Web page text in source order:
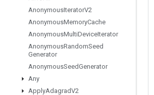
AnonymousIteratorV2
AnonymousMemoryCache
AnonymousMultiDeviceIterator
AnonymousRandomSeed
Generator
AnonymousSeedGenerator
Any
ApplyAdagradV2